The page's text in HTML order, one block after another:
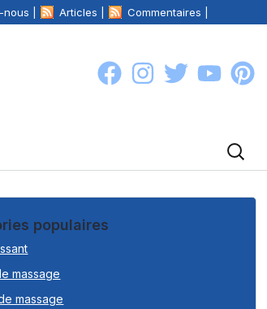
Commentaires |
Articles |
|
populaires
massage
massage